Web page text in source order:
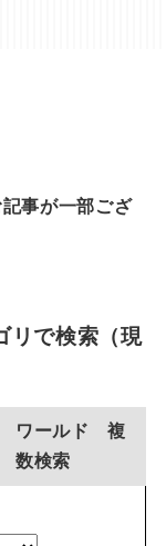
事が一部ござ
リで検索（現
ワールド 複
数検索